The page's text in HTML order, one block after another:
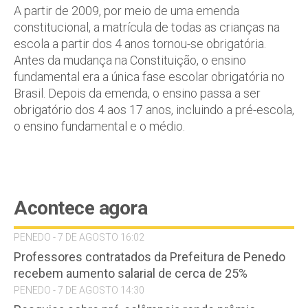
A partir de 2009, por meio de uma emenda
constitucional, a matrícula de todas as crianças na
escola a partir dos 4 anos tornou-se obrigatória.
Antes da mudança na Constituição, o ensino
fundamental era a única fase escolar obrigatória no
Brasil. Depois da emenda, o ensino passa a ser
obrigatório dos 4 aos 17 anos, incluindo a pré-escola,
o ensino fundamental e o médio.
Acontece agora
PENEDO - 7 DE AGOSTO 16:02
Professores contratados da Prefeitura de Penedo
recebem aumento salarial de cerca de 25%
PENEDO - 7 DE AGOSTO 14:30